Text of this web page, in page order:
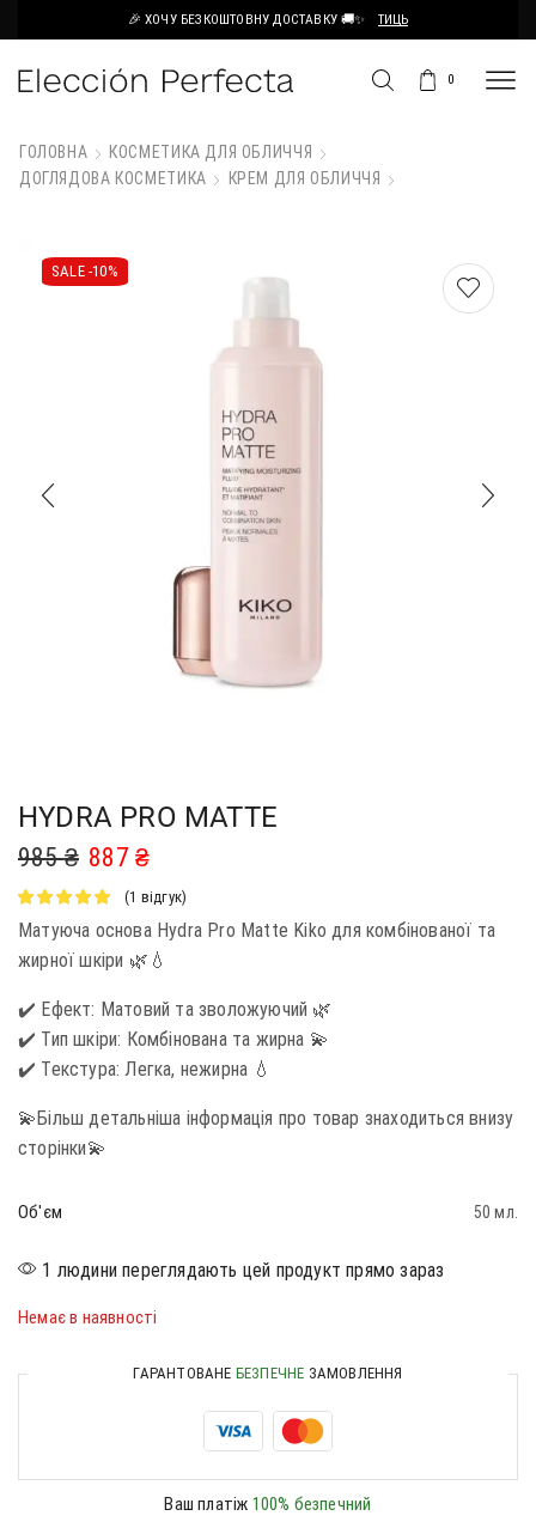
🎉 ХОЧУ БЕЗКОШТОВНУ ДОСТАВКУ 🚚✨ ТИЦЬ
0
ГОЛОВНА
КОСМЕТИКА ДЛЯ ОБЛИЧЧЯ
ДОГЛЯДОВА КОСМЕТИКА
КРЕМ ДЛЯ ОБЛИЧЧЯ
SALE -10%
HYDRA PRO MATTE
985₴ 887₴
(1 відгук)
Матуюча основа Hydra Pro Matte Kiko для комбінованої та
жирної шкіри 🌿💧
✔️ Ефект: Матовий та зволожуючий 🌿
✔️ Тип шкіри: Комбінована та жирна 💫
✔️ Текстура: Легка, нежирна 💧
💫Більш детальніша інформація про товар знаходиться внизу
сторінки💫
Об'єм 50 мл.
1 людини переглядають цей продукт прямо зараз
Немає в наявності
ГАРАНТОВАНЕ БЕЗПЕЧНЕ ЗАМОВЛЕННЯ
Ваш платіж 100% безпечний